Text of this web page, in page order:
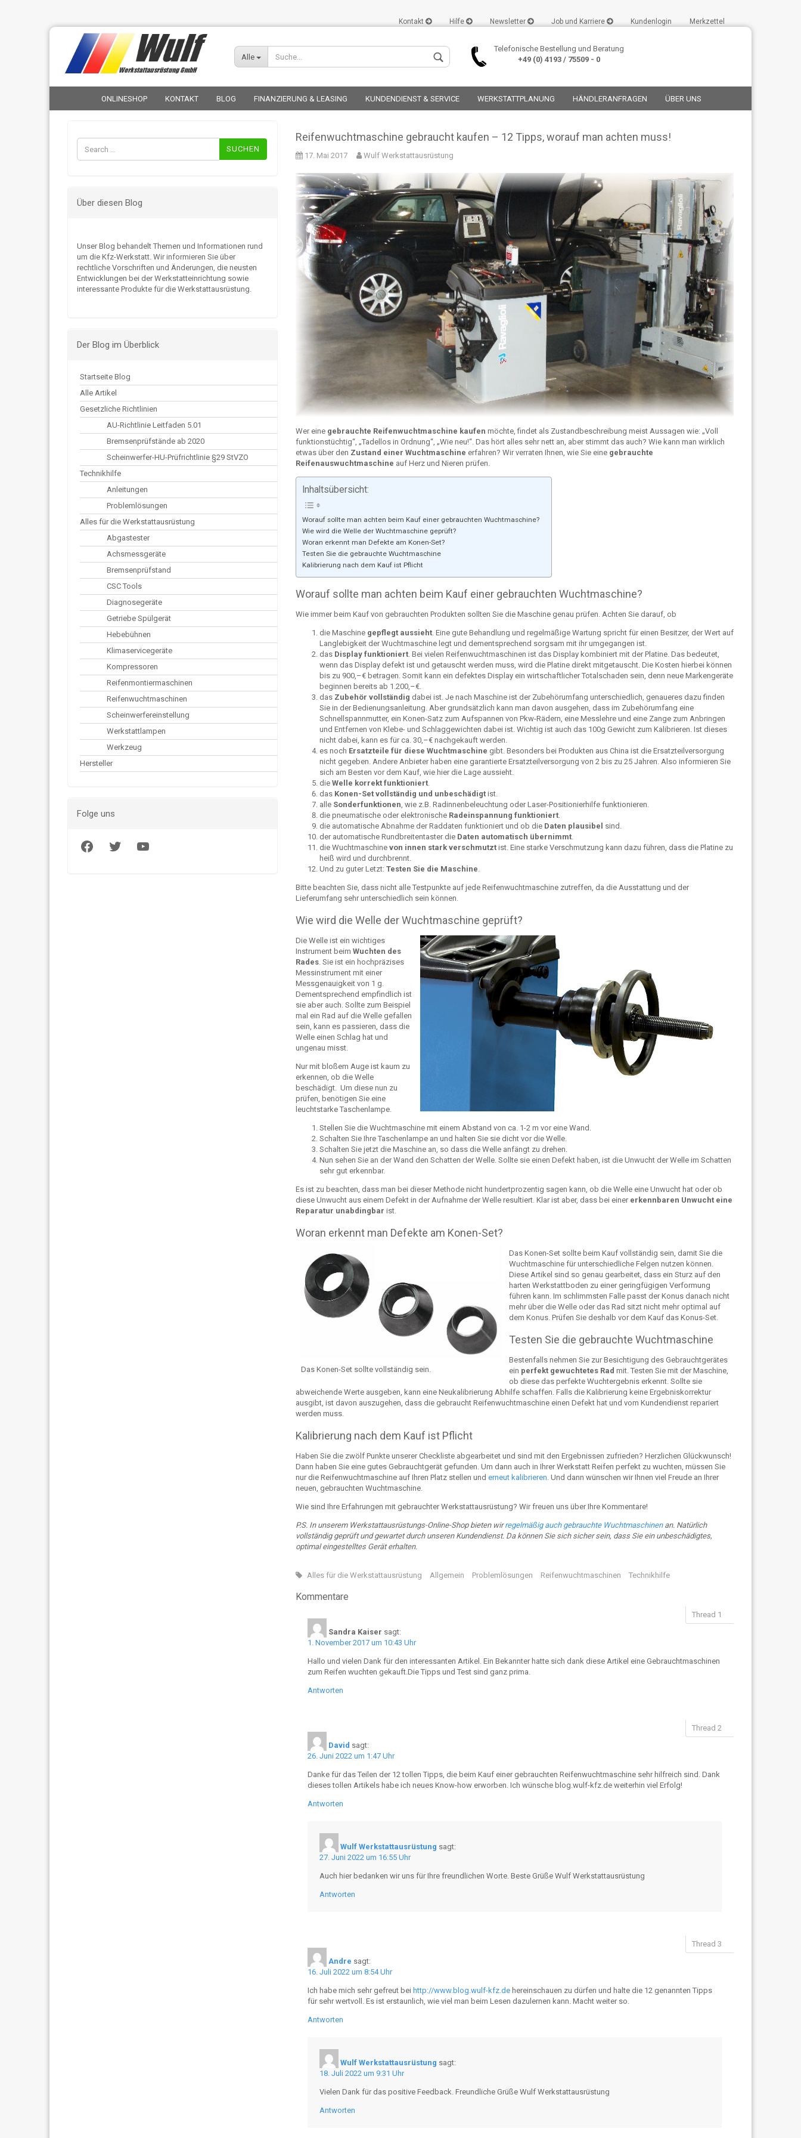
Kontakt Hilfe Newsletter Job und Karriere Kundenlogin
Konto erstellen
Passwort vergessen?
Merkzettel
Alle
Telefonische Bestellung und Beratung
+49 (0) 4193 / 75509 - 0
ONLINESHOP KONTAKT BLOG FINANZIERUNG & LEASING KUNDENDIENST & SERVICE WERKSTATTPLANUNG HÄNDLERANFRAGEN ÜBER UNS
Suchen
nach:
Über diesen Blog
Unser Blog behandelt Themen und Informationen rund
um die Kfz-Werkstatt. Wir informieren Sie über
rechtliche Vorschriften und Änderungen, die neusten
Entwicklungen bei der Werkstatteinrichtung sowie
interessante Produkte für die Werkstattausrüstung.
Der Blog im Überblick
Startseite Blog
Alle Artikel
Gesetzliche Richtlinien
AU-Richtlinie Leitfaden 5.01
Bremsenprüfstände ab 2020
Scheinwerfer-HU-Prüfrichtlinie §29 StVZO
Technikhilfe
Anleitungen
Problemlösungen
Alles für die Werkstattausrüstung
Abgastester
Achsmessgeräte
Bremsenprüfstand
CSC Tools
Diagnosegeräte
Getriebe Spülgerät
Hebebühnen
Klimaservicegeräte
Kompressoren
Reifenmontiermaschinen
Reifenwuchtmaschinen
Scheinwerfereinstellung
Werkstattlampen
Werkzeug
Hersteller
Folge uns
FacebookTwitter YouTube
Reifenwuchtmaschine gebraucht kaufen – 12 Tipps, worauf man achten muss!
17. Mai 2017 Wulf Werkstattausrüstung
Wer eine gebrauchte Reifenwuchtmaschine kaufen möchte, findet als Zustandbeschreibung meist Aussagen wie: „Voll
funktionstüchtig“, „Tadellos in Ordnung“, „Wie neu!“. Das hört alles sehr nett an, aber stimmt das auch? Wie kann man wirklich
etwas über den Zustand einer Wuchtmaschine erfahren? Wir verraten Ihnen, wie Sie eine gebrauchte
Reifenauswuchtmaschine auf Herz und Nieren prüfen.
Inhaltsübersicht:
Worauf sollte man achten beim Kauf einer gebrauchten Wuchtmaschine?
Wie wird die Welle der Wuchtmaschine geprüft?
Woran erkennt man Defekte am Konen-Set?
Testen Sie die gebrauchte Wuchtmaschine
Kalibrierung nach dem Kauf ist Pflicht
Worauf sollte man achten beim Kauf einer gebrauchten Wuchtmaschine?
Wie immer beim Kauf von gebrauchten Produkten sollten Sie die Maschine genau prüfen. Achten Sie darauf, ob
die Maschine gepflegt aussieht. Eine gute Behandlung und regelmäßige Wartung spricht für einen Besitzer, der Wert auf
Langlebigkeit der Wuchtmaschine legt und dementsprechend sorgsam mit ihr umgegangen ist.
das Display funktioniert. Bei vielen Reifenwuchtmaschinen ist das Display kombiniert mit der Platine. Das bedeutet,
wenn das Display defekt ist und getauscht werden muss, wird die Platine direkt mitgetauscht. Die Kosten hierbei können
bis zu 900,–€ betragen. Somit kann ein defektes Display ein wirtschaftlicher Totalschaden sein, denn neue Markengeräte
beginnen bereits ab 1.200,–€.
das Zubehör vollständig dabei ist. Je nach Maschine ist der Zubehörumfang unterschiedlich, genaueres dazu finden
Sie in der Bedienungsanleitung. Aber grundsätzlich kann man davon ausgehen, dass im Zubehörumfang eine
Schnellspannmutter, ein Konen-Satz zum Aufspannen von Pkw-Rädern, eine Messlehre und eine Zange zum Anbringen
und Entfernen von Klebe- und Schlaggewichten dabei ist. Wichtig ist auch das 100g Gewicht zum Kalibrieren. Ist dieses
nicht dabei, kann es für ca. 30,–€ nachgekauft werden.
es noch Ersatzteile für diese Wuchtmaschine gibt. Besonders bei Produkten aus China ist die Ersatzteilversorgung
nicht gegeben. Andere Anbieter haben eine garantierte Ersatzteilversorgung von 2 bis zu 25 Jahren. Also informieren Sie
sich am Besten vor dem Kauf, wie hier die Lage aussieht.
die Welle korrekt funktioniert.
das Konen-Set vollständig und unbeschädigtist.
alle Sonderfunktionen, wie z.B. Radinnenbeleuchtung oder Laser-Positionierhilfe funktionieren.
die pneumatische oder elektronische Radeinspannung funktioniert.
die automatische Abnahme der Raddaten funktioniert und ob die Daten plausibel sind.
der automatische Rundbreitentaster die Daten automatisch übernimmt.
die Wuchtmaschine von innen stark verschmutztist. Eine starke Verschmutzung kann dazu führen, dass die Platine zu
heiß wird und durchbrennt.
Und zu guter Letzt: Testen Sie die Maschine.
Bitte beachten Sie, dass nicht alle Testpunkte auf jede Reifenwuchtmaschine zutreffen, da die Ausstattung und der
Lieferumfang sehr unterschiedlich sein können.
Wie wird die Welle der Wuchtmaschine geprüft?
Die Welle ist ein wichtiges
Instrument beim Wuchten des
Rades. Sie ist ein hochpräzises
Messinstrument mit einer
Messgenauigkeit von 1 g.
Dementsprechend empfindlich ist
sie aber auch. Sollte zum Beispiel
mal ein Rad auf die Welle gefallen
sein, kann es passieren, dass die
Welle einen Schlag hat und
ungenau misst.
Nur mit bloßem Auge ist kaum zu
erkennen, ob die Welle
beschädigt. Um diese nun zu
prüfen, benötigen Sie eine
leuchtstarke Taschenlampe.
Stellen Sie die Wuchtmaschine mit einem Abstand von ca. 1-2 m vor eine Wand.
Schalten Sie Ihre Taschenlampe an und halten Sie sie dicht vor die Welle.
Schalten Sie jetzt die Maschine an, so dass die Welle anfängt zu drehen.
Nun sehen Sie an der Wand den Schatten der Welle. Sollte sie einen Defekt haben, ist die Unwucht der Welle im Schatten
sehr gut erkennbar.
Es ist zu beachten, dass man bei dieser Methode nicht hundertprozentig sagen kann, ob die Welle eine Unwucht hat oder ob
diese Unwucht aus einem Defekt in der Aufnahme der Welle resultiert. Klar ist aber, dass bei einererkennbaren Unwucht eine
Reparatur unabdingbar ist.
Woran erkennt man Defekte am Konen-Set?
Das Konen-Set sollte vollständig sein.
Das Konen-Set sollte beim Kauf vollständig sein, damit Sie die
Wuchtmaschine für unterschiedliche Felgen nutzen können.
Diese Artikel sind so genau gearbeitet, dass ein Sturz auf den
harten Werkstattboden zu einer geringfügigen Verformung
führen kann. Im schlimmsten Falle passt der Konus danach nicht
mehr über die Welle oder das Rad sitzt nicht mehr optimal auf
dem Konus. Prüfen Sie deshalb vor dem Kauf das Konus-Set.
Testen Sie die gebrauchte Wuchtmaschine
Bestenfalls nehmen Sie zur Besichtigung des Gebrauchtgerätes
ein perfekt gewuchtetes Rad mit. Testen Sie mit der Maschine,
ob diese das perfekte Wuchtergebnis erkennt. Sollte sie
abweichende Werte ausgeben, kann eine Neukalibrierung Abhilfe schaffen. Falls die Kalibrierung keine Ergebniskorrektur
ausgibt, ist davon auszugehen, dass die gebraucht Reifenwuchtmaschine einen Defekt hat und vom Kundendienst repariert
werden muss.
Kalibrierung nach dem Kauf ist Pflicht
Haben Sie die zwölf Punkte unserer Checkliste abgearbeitet und sind mit den Ergebnissen zufrieden? Herzlichen Glückwunsch!
Dann haben Sie eine gutes Gebrauchtgerät gefunden. Um dann auch in Ihrer Werkstatt Reifen perfekt zu wuchten, müssen Sie
nur die Reifenwuchtmaschine auf Ihren Platz stellen und erneut kalibrieren. Und dann wünschen wir Ihnen viel Freude an Ihrer
neuen, gebrauchten Wuchtmaschine.
Wie sind Ihre Erfahrungen mit gebrauchter Werkstattausrüstung? Wir freuen uns über Ihre Kommentare!
P.S. In unserem Werkstattausrüstungs-Online-Shop bieten wirregelmäßig auch gebrauchte Wuchtmaschinenan. Natürlich
vollständig geprüft und gewartet durch unseren Kundendienst. Da können Sie sich sicher sein, dass Sie ein unbeschädigtes,
optimal eingestelltes Gerät erhalten.
Alles für die Werkstattausrüstung Allgemein Problemlösungen Reifenwuchtmaschinen Technikhilfe
Kommentare
Sandra Kaiser sagt:
1. November 2017 um 10:43 Uhr
Hallo und vielen Dank für den interessanten Artikel. Ein Bekannter hatte sich dank diese Artikel eine Gebrauchtmaschinen
zum Reifen wuchten gekauft.Die Tipps und Test sind ganz prima.
Antworten
David sagt:
26. Juni 2022 um 1:47 Uhr
Danke für das Teilen der 12 tollen Tipps, die beim Kauf einer gebrauchten Reifenwuchtmaschine sehr hilfreich sind. Dank
dieses tollen Artikels habe ich neues Know-how erworben. Ich wünsche blog.wulf-kfz.de weiterhin viel Erfolg!
Antworten
Wulf Werkstattausrüstung sagt:
27. Juni 2022 um 16:55 Uhr
Auch hier bedanken wir uns für Ihre freundlichen Worte. Beste Grüße Wulf Werkstattausrüstung
Antworten
Andre sagt:
16. Juli 2022 um 8:54 Uhr
Ich habe mich sehr gefreut bei http://www.blog.wulf-kfz.dehereinschauen zu dürfen und halte die 12 genannten Tipps
für sehr wertvoll. Es ist erstaunlich, wie viel man beim Lesen dazulernen kann. Macht weiter so.
Antworten
Wulf Werkstattausrüstung sagt:
18. Juli 2022 um 9:31 Uhr
Vielen Dank für das positive Feedback. Freundliche Grüße Wulf Werkstattausrüstung
Antworten